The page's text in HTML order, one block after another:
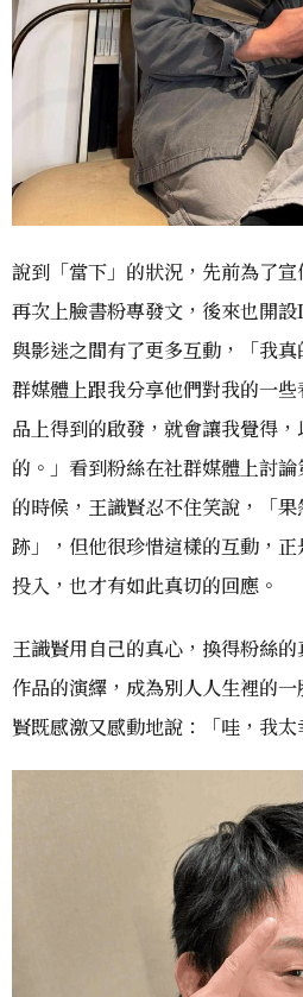
說到「當下」的狀況，先前為了
再次上臉書粉專發文，後來也開
與影迷之間有了更多互動，「我
群媒體上跟我分享他們對我的一
品上得到的啟發，就會讓我覺得
的。」看到粉絲在社群媒體上討
的時候，王識賢忍不住笑說，「
跡」，但他很珍惜這樣的互動，
投入，也才有如此真切的回應。
王識賢用自己的真心，換得粉絲
作品的演繹，成為別人人生裡的
賢既感激又感動地說：「哇，我太